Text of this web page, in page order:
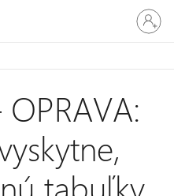
Prihláste
sa
k
kontu
OPRAVA:
tabuľky